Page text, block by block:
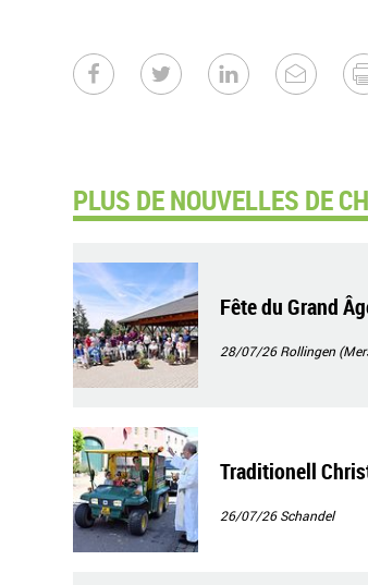
PLUS DE NOUVELLES DE
Fête du Grand
28/07/26Rollingen
Traditionell
26/07/26Schandel